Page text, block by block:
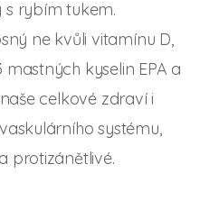
rybím tukem.
ne kvůli vitamínu D,
kyselin EPA a
celkové zdraví i
systému,
protizánětlivé.